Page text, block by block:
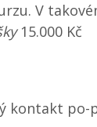
V
15.000 Kč
kontakt po-